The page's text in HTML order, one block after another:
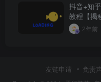
抖音+知
教程【揭
2年前
友链申请 免责